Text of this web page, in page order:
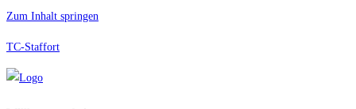
Zum Inhalt springen
TC-Staffort